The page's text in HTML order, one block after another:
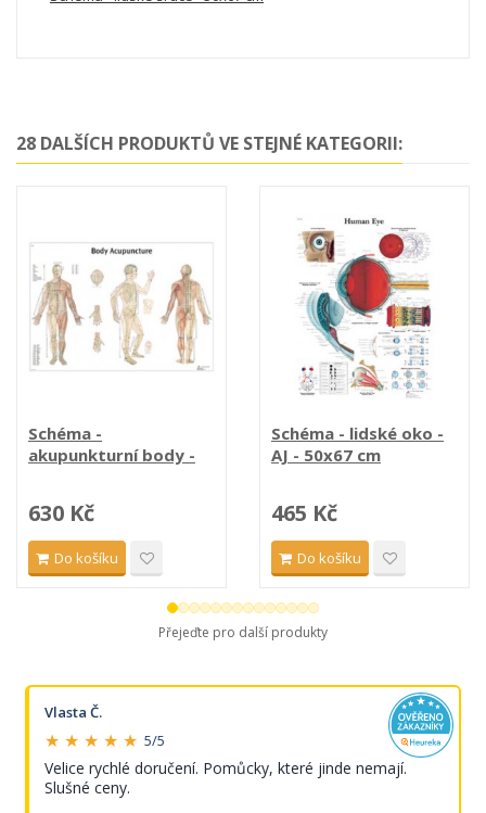
28 DALŠÍCH PRODUKTŮ VE STEJNÉ KATEGORII:
Schéma -
akupunkturní body -
630 Kč
Do košíku
Schéma - lidské oko -
AJ - 50x67 cm
465 Kč
Do košíku
Přejeďte pro další produkty
Vlasta Č.
★ ★ ★ ★ ★ 5/5
Velice rychlé doručení. Pomůcky, které jinde nemají.
Slušné ceny.